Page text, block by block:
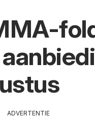
ADVERTENTIE